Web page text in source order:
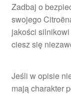
Zadbaj o
swojego
jakości
ciesz się
Jeśli w opisie
mają charakter